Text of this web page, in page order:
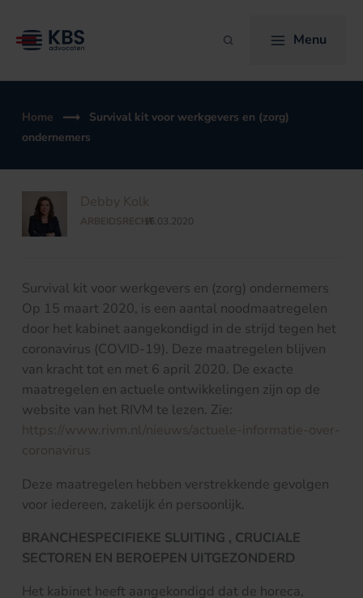
naar
Zoeken Menu
Home
Survival kit voor werkgevers en (zorg)
ondernemers
Debby Kolk
ARBEIDSRECHT
/
16.03.2020
Survival kit voor werkgevers en (zorg) ondernemers
Op 15 maart 2020, is een aantal noodmaatregelen
door het kabinet aangekondigd in de strijd tegen het
coronavirus (COVID-19). Deze maatregelen blijven
van kracht tot en met 6 april 2020. De exacte
maatregelen en actuele ontwikkelingen zijn op de
website van het RIVM te lezen. Zie:
https://www.rivm.nl/nieuws/actuele-informatie-over-
coronavirus
Deze maatregelen hebben verstrekkende gevolgen
voor iedereen, zakelijk én persoonlijk.
BRANCHESPECIFIEKE SLUITING , CRUCIALE
SECTOREN EN BEROEPEN UITGEZONDERD
Het kabinet heeft aangekondigd dat de horeca,